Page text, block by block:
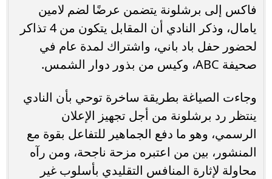
فاكس إلى برشلونة يتضمن عرضًا لضم لامين
يامال، وذكر النادي أن المقابل يتكون من 4 تذاكر
لحضور حفل باد باني، واشتراك لمدة عام في
صحيفة ABC، وكيس من بذور دوار الشمس.
وجاءت الصياغة بطريقة ساخرة توحي بأن النادي
ينتظر رد برشلونة من أجل تجهيز الإعلان
الرسمي، وهو ما دفع الجماهير للتفاعل بقوة مع
المنشور، بين من اعتبره مزحة ناجحة، ومن رآه
محاولة لإثارة المنافس التقليدي بأسلوب غير